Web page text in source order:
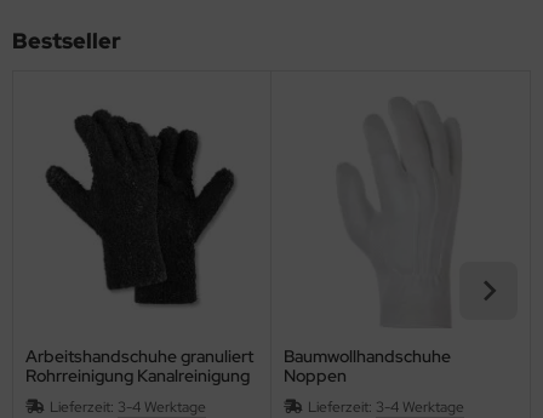
Bestseller
Arbeitshandschuhe granuliert
Rohrreinigung Kanalreinigung
Führungshandschuhe
Lieferzeit: 3-4 Werktage
Baumwollhandschuhe
Noppen
Lieferzeit: 3-4 Werktage